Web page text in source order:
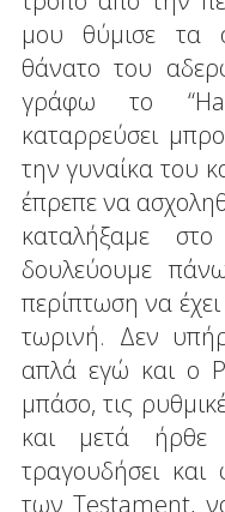
μου θύμισε τα
θάνατο του
γράφω το
καταρρεύσει
την γυναίκα του
έπρεπε να
καταλήξαμε
δουλεύουμε
περίπτωση να
τωρινή. Δεν
απλά εγώ και ο
μπάσο, τις
και μετά
τραγουδήσει
των Testament,